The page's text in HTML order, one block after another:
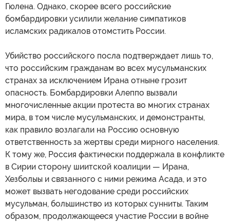
Гюлена. Однако, скорее всего российские
бомбардировки усилили желание симпатиков
исламских радикалов отомстить России.
Убийство российского посла подтверждает лишь то,
что российским гражданам во всех мусульманских
странах за исключением Ирана отныне грозит
опасность. Бомбардировки Алеппо вызвали
многочисленные акции протеста во многих странах
мира, в том числе мусульманских, и демонстранты,
как правило возлагали на Россию основную
ответственность за жертвы среди мирного населения.
К тому же, Россия фактически поддержала в конфликте
в Сирии сторону шиитской коалиции — Ирана,
Хезболыы и связанного с ними режима Асада, и это
может вызвать негодование среди российских
мусульман, большинство из которых сунниты. Таким
образом, продолжающееся участие России в войне